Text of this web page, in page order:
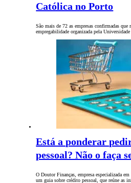
Católica no Porto
São mais de 72 as empresas confirmadas que
empregabilidade organizada pela
Está a ponderar
pessoal? Não o faça
O Doutor Finanças, empresa especializada
um guia sobre crédito pessoal, que reúne as